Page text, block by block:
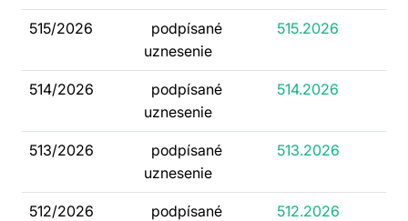
515/2026
podpísané
uznesenie
515.2026
514/2026
podpísané
uznesenie
514.2026
513/2026
podpísané
uznesenie
513.2026
512/2026
podpísané
512.2026